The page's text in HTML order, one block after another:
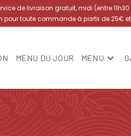
de livraison gratuit, midi (entre 11h30
pour toute commande à partir de 25€
MENU DU JOUR MENU